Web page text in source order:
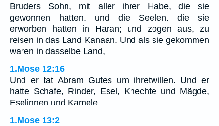
Bruders Sohn, mit aller ihrer Habe, die sie
gewonnen hatten, und die Seelen, die sie
erworben hatten in Haran; und zogen aus, zu
reisen in das Land Kanaan. Und als sie gekommen
waren in dasselbe Land,
1.Mose 12:16
Und er tat Abram Gutes um ihretwillen. Und er
hatte Schafe, Rinder, Esel, Knechte und Mägde,
Eselinnen und Kamele.
1.Mose 13:2